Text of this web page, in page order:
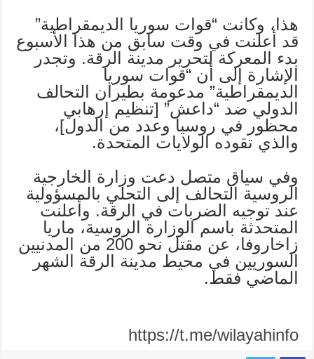
هذا، وكانت “قوات سوريا الديمقراطية”
قد أعلنت في وقت سابق من هذا الأسبوع
بدء المعركة لتحرير مدينة الرقة. وتجدر
الإشارة إلى أن “قوات سوريا
الديمقراطية” مدعومة بطيران التحالف
الدولي ضد “داعش” [تنظيم إرهابي
محظور في روسيا وعدد من الدول]،
والذي تقوده الولايات المتحدة.
وفي سياق متصل دعت وزارة الخارجية
الروسية التحالف إلى التحلي بالمسؤولية
عند توجيه الضربات في الرقة. وأعلنت
المتحدثة باسم الوزارة الروسية، ماريا
زاخاروفا، عن مقتل نحو 200 من المدنيين
السوريين في محيط مدينة الرقة الشهر
الماضي فقط.
https://t.me/wilayahinfo